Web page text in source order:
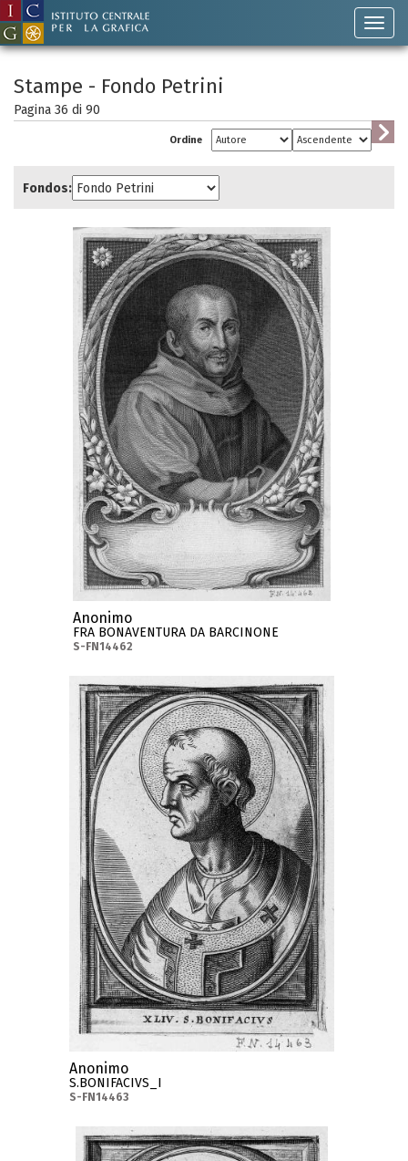
Stampe - Fondo Petrini
Pagina 36 di 90
Ordine
Fondos:
Anonimo
FRA BONAVENTURA DA BARCINONE
S-FN14462
Anonimo
S.BONIFACIVS_I
S-FN14463